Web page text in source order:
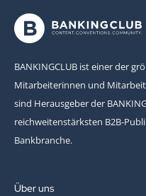
BANKINGCLUB ist einer der
Mitarbeiterinnen und
sind Herausgeber der
reichweitenstärksten B2B-
Bankbranche.
Über uns